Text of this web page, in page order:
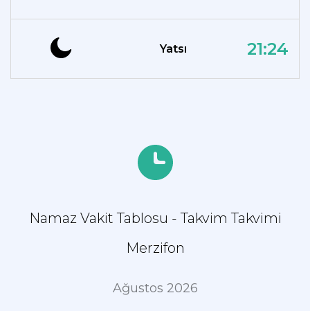
Yatsı 21:24
Namaz Vakit Tablosu - Takvim Takvimi
Merzifon
Ağustos 2026